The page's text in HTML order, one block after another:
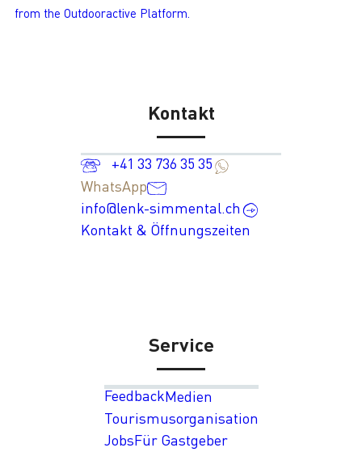
from the Outdooractive Platform.
Kontakt
+41 33 736 35 35
WhatsApp
info@lenk-simmental.ch
Kontakt & Öffnungszeiten
Service
FeedbackMedien
Tourismusorganisation
JobsFür Gastgeber